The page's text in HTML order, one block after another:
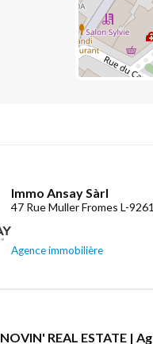
Immo Ansay Sàrl
47 Rue Muller Fromes L-
Agence immobilière
NOVIN' REAL ESTATE |